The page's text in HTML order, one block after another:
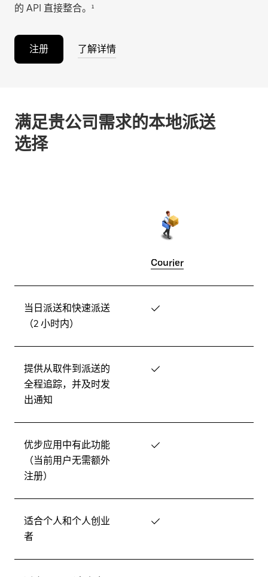
的 API 直接整合。¹
注册 了解详情
满足贵公司需求的本地派送
选择
Courier
当日派送和快速派送
（2 小时内）
✓
提供从取件到派送的
全程追踪，并及时发
出通知
✓
优步应用中有此功能
（当前用户无需额外
注册）
✓
适合个人和个人创业
者
✓